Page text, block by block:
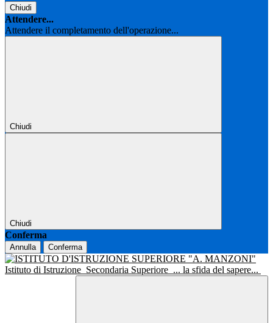
Chiudi
Attendere...
Attendere il completamento dell'operazione...
Chiudi
Chiudi
Conferma
Annulla Conferma
Istituto di Istruzione Secondaria Superiore ... la sfida del sapere...